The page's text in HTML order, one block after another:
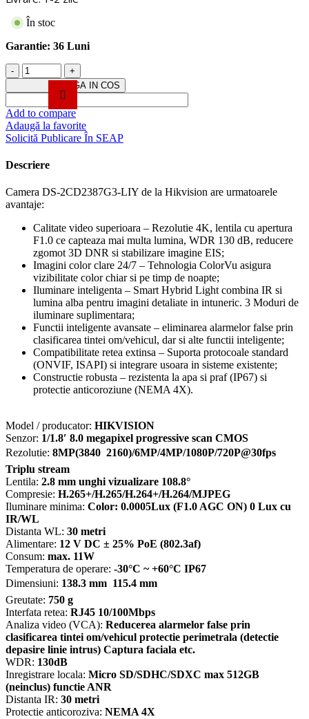
În stoc
Garantie: 36 Luni
Cantitate
Camera
IP
4K,
lentila
2.8mm,
IR
WL
ColorVu3
-
DS-
2CD2387G3-
LIY-
2.8mm
ADAUGA IN COS
Add to compare
Adaugă la favorite
Solicită Publicare În SEAP
Descriere
Camera DS-2CD2387G3-LIY de la Hikvision are urmatoarele
avantaje:
Calitate video superioara – Rezolutie 4K, lentila cu apertura
F1.0 ce capteaza mai multa lumina, WDR 130 dB, reducere
zgomot 3D DNR si stabilizare imagine EIS;
Imagini color clare 24/7 – Tehnologia ColorVu asigura
vizibilitate color chiar si pe timp de noapte;
Iluminare inteligenta – Smart Hybrid Light combina IR si
lumina alba pentru imagini detaliate in intuneric. 3 Moduri de
iluminare suplimentara;
Functii inteligente avansate – eliminarea alarmelor false prin
clasificarea tintei om/vehicul, dar si alte functii inteligente;
Compatibilitate retea extinsa – Suporta protocoale standard
(ONVIF, ISAPI) si integrare usoara in sisteme existente;
Constructie robusta – rezistenta la apa si praf (IP67) si
protectie anticoroziune (NEMA 4X).
Model / producator: HIKVISION
Senzor: 1/1.8′ 8.0 megapixel progressive scan CMOS
Rezolutie: 8MP(3840  2160)/6MP/4MP/1080P/720P@30fps
Triplu stream
Lentila: 2.8 mm unghi vizualizare 108.8°
Compresie: H.265+/H.265/H.264+/H.264/MJPEG
Iluminare minima: Color: 0.0005Lux (F1.0 AGC ON) 0 Lux cu
IR/WL
Distanta WL: 30 metri
Alimentare: 12 V DC ± 25% PoE (802.3af)
Consum: max. 11W
Temperatura de operare: -30°C ~ +60°C IP67
Dimensiuni: 138.3 mm  115.4 mm
Greutate: 750 g
Interfata retea: RJ45 10/100Mbps
Analiza video (VCA): Reducerea alarmelor false prin
clasificarea tintei om/vehicul protectie perimetrala (detectie
depasire linie intrus) Captura faciala etc.
WDR: 130dB
Inregistrare locala: Micro SD/SDHC/SDXC max 512GB
(neinclus) functie ANR
Distanta IR: 30 metri
Protectie anticoroziva: NEMA 4X